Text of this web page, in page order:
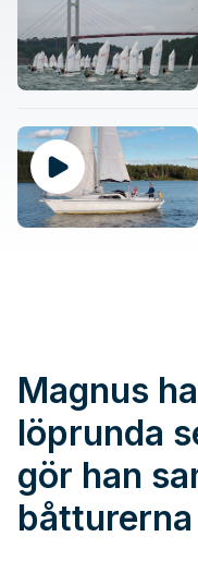
Magnus
löprunda
gör han
båtturerna